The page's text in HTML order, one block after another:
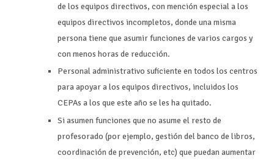
de los equipos directivos, con mención especial a los
equipos directivos incompletos, donde una misma
persona tiene que asumir funciones de varios cargos y
con menos horas de reducción.
Personal administrativo suficiente en todos los centros
para apoyar a los equipos directivos, incluidos los
CEPAs a los que este año se les ha quitado.
Si asumen funciones que no asume el resto de
profesorado (por ejemplo, gestión del banco de libros,
coordinación de prevención, etc) que puedan aumentar